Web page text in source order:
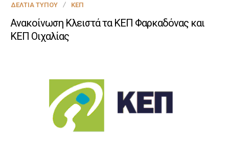
ΔΕΛΤΊΑ ΤΎΠΟΥ ΚΕΠ
Ανακοίνωση Κλειστά τα ΚΕΠ Φαρκαδόνας και
ΚΕΠ Οιχαλίας